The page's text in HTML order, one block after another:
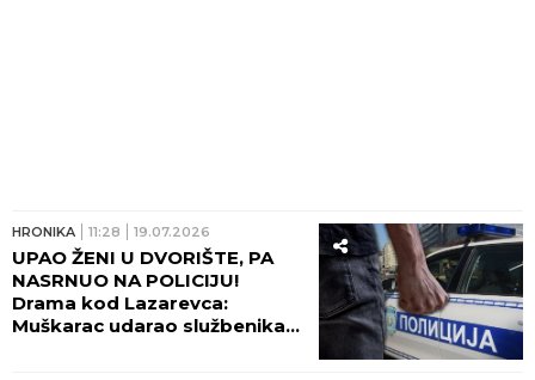
HRONIKA 11:28 19.07.2026
UPAO ŽENI U DVORIŠTE, PA
NASRNUO NA POLICIJU!
Drama kod Lazarevca:
Muškarac udarao službenika